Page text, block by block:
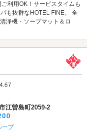
利用OK！サービスタイムも
も抜群なHOTEL FINE。 全
浄機・ソープマット＆ロ
5つ星のうち4.5
4.67
江曽島町2059-2
ープ